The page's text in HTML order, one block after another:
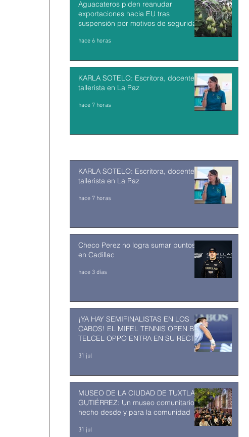
Aguacateros piden reanudar
exportaciones hacia EU tras
suspensión por motivos de seguridad
hace 6 horas
KARLA SOTELO: Escritora, docente y
tallerista en La Paz
hace 7 horas
KARLA SOTELO: Escritora, docente y
tallerista en La Paz
hace 7 horas
Checo Perez no logra sumar puntos
en Cadillac
hace 3 días
¡YA HAY SEMIFINALISTAS EN LOS
CABOS! EL MIFEL TENNIS OPEN BY
TELCEL OPPO ENTRA EN SU RECTA
31 jul
MUSEO DE LA CIUDAD DE TUXTLA
GUTIÉRREZ: Un museo comunitario
hecho desde y para la comunidad
31 jul